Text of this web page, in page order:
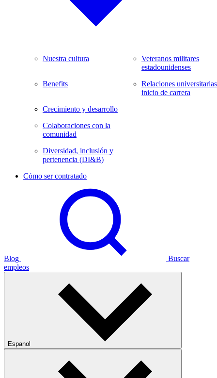
Nuestra cultura
Benefits
Crecimiento y desarrollo
Colaboraciones con la
comunidad
Diversidad, inclusión y
pertenencia (DI&B)
Veteranos militares
estadounidenses
Relaciones
inicio de carrera
Cómo ser contratado
Blog
Buscar
empleos
Espanol